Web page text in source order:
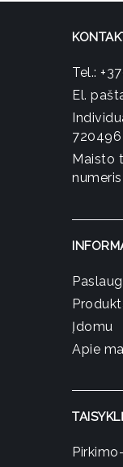
Tel.:
El.
720496
Maisto
Įdomu
Apie